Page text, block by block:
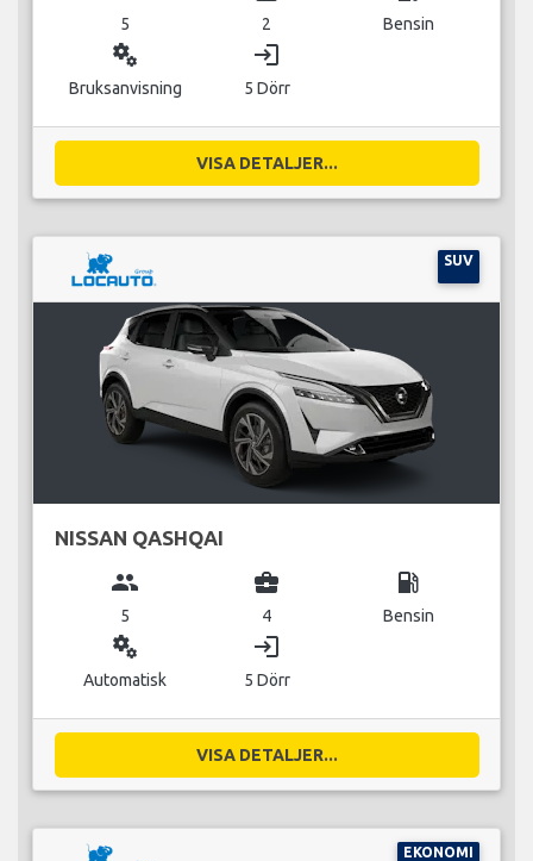
5 2 Bensin
miscellaneous_services
Bruksanvisning
login
5 Dörr
VISA DETALJER...
SUV
NISSAN QASHQAI
group
5
business_center
4
local_gas_station
Bensin
miscellaneous_services
Automatisk
login
5 Dörr
VISA DETALJER...
EKONOMI